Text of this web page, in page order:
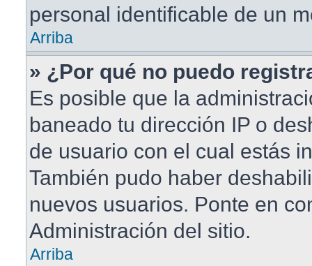
personal identificable de un
Arriba
» ¿Por qué no puedo
Es posible que la
baneado tu dirección IP o
de usuario con el cual estás
También pudo haber
nuevos usuarios. Ponte en
Administración del sitio.
Arriba